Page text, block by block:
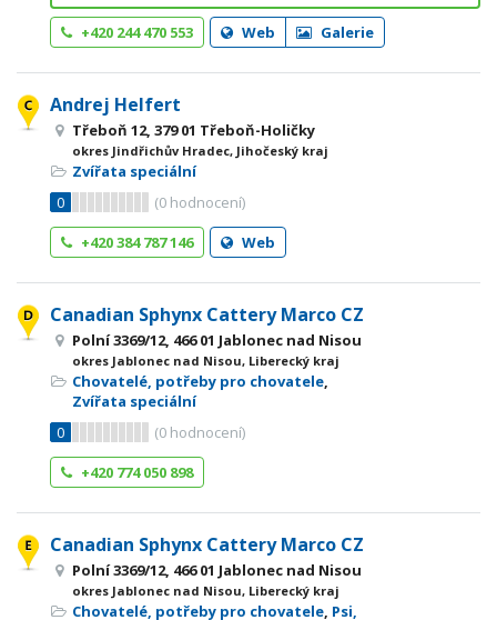
+420 244 470 553 Web Galerie
Andrej Helfert
Třeboň 12, 379 01 Třeboň-Holičky
okres Jindřichův Hradec, Jihočeský kraj
Zvířata speciální
0
(0 hodnocení)
+420 384 787 146
Web
Canadian Sphynx Cattery Marco CZ
Polní 3369/12, 466 01 Jablonec nad Nisou
okres Jablonec nad Nisou, Liberecký kraj
Chovatelé, potřeby pro chovatele,
Zvířata speciální
0
(0 hodnocení)
+420 774 050 898
Canadian Sphynx Cattery Marco CZ
Polní 3369/12, 466 01 Jablonec nad Nisou
okres Jablonec nad Nisou, Liberecký kraj
Chovatelé, potřeby pro chovatele, Psi,